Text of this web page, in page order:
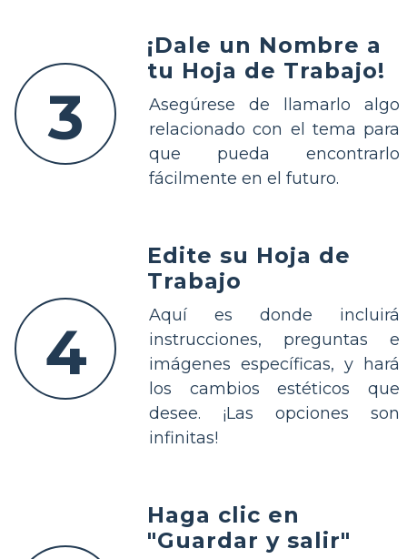
3
¡Dale un Nombre a
tu Hoja de Trabajo!
Asegúrese de llamarlo algo
relacionado con el tema para
que pueda encontrarlo
fácilmente en el futuro.
4
Edite su Hoja de
Trabajo
Aquí es donde incluirá
instrucciones, preguntas e
imágenes específicas, y hará
los cambios estéticos que
desee. ¡Las opciones son
infinitas!
Haga clic en
"Guardar y salir"